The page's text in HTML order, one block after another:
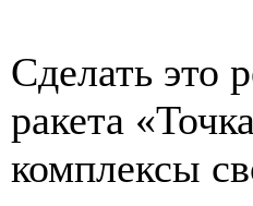
Сделать это
ракета
комплексы